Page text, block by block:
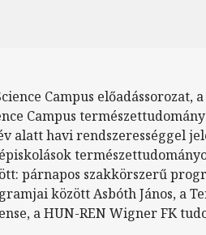
Campus előadássorozat,
Campus
alatt havi rendszerességgel
párnapos szakkörszerű
között Asbóth János, a
a HUN-REN Wigner FK